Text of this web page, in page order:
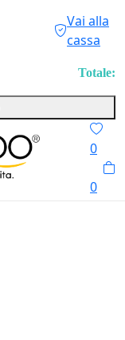
Vai alla
cassa
Totale:
0
0